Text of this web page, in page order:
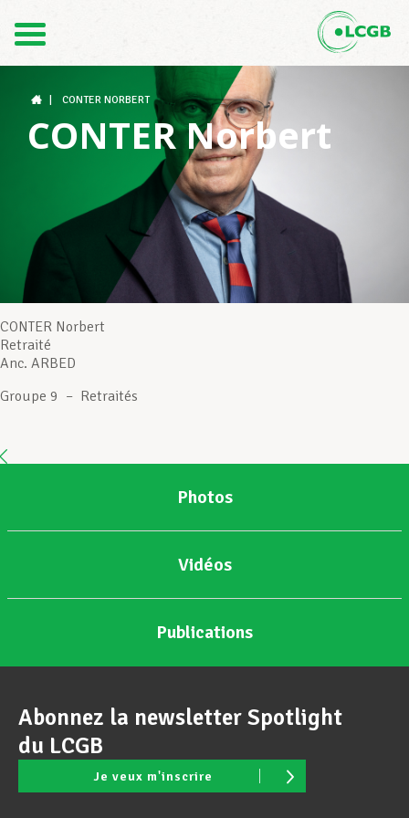
DE
Structures syndicales
Assistance au Travail
Devenir Membre
Actualités
CONTER NORBERT
CONTER Norbert
CONTER Norbert
Retraité
Anc. ARBED
Groupe 9 – Retraités
Photos
Vidéos
Publications
Abonnez la newsletter Spotlight
du LCGB
Je veux m'inscrire